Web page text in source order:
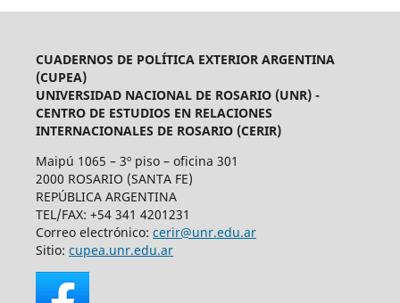
CUADERNOS DE POLÍTICA EXTERIOR ARGENTINA
(CUPEA)
UNIVERSIDAD NACIONAL DE ROSARIO (UNR) -
CENTRO DE ESTUDIOS EN RELACIONES
INTERNACIONALES DE ROSARIO (CERIR)
Maipú 1065 – 3º piso – oficina 301
2000 ROSARIO (SANTA FE)
REPÚBLICA ARGENTINA
TEL/FAX: +54 341 4201231
Correo electrónico: cerir@unr.edu.ar
Sitio: cupea.unr.edu.ar